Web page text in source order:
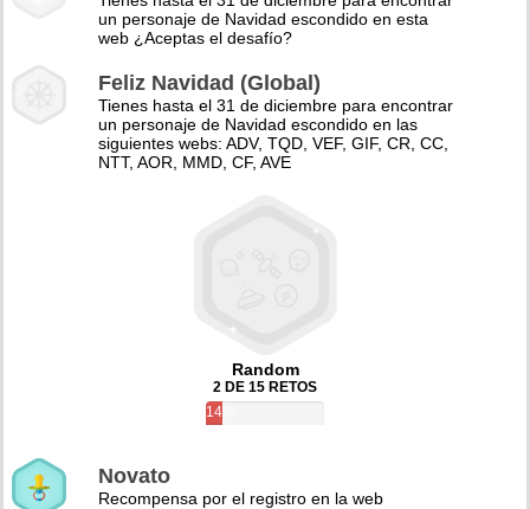
un personaje de Navidad escondido en esta
web ¿Aceptas el desafío?
Feliz Navidad (Global)
Tienes hasta el 31 de diciembre para encontrar
un personaje de Navidad escondido en las
siguientes webs: ADV, TQD, VEF, GIF, CR, CC,
NTT, AOR, MMD, CF, AVE
Random
2 DE 15 RETOS
14%
Novato
Recompensa por el registro en la web